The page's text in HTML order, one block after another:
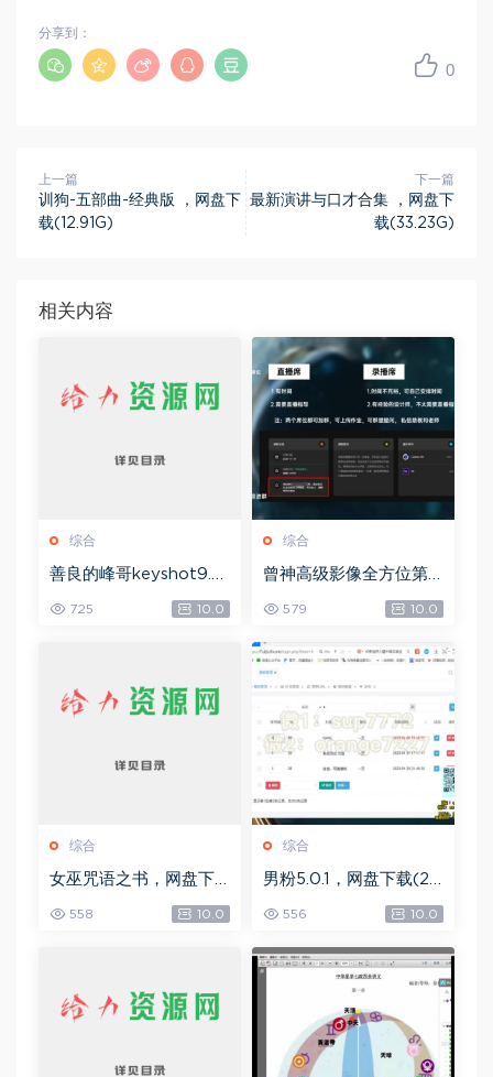
0
分享到：
上一篇
训狗-五部曲-经典版 ，网盘下
载(12.91G)
下一篇
最新演讲与口才合集 ，网盘下
载(33.23G)
相关内容
综合
善良的峰哥keyshot9.0
自学宝典，网盘下载(2.3
6G)
725 10.0
综合
曾神高级影像全方位第
四期，网盘下载(49.08
G)
579 10.0
综合
女巫咒语之书，网盘下
558 10.0
综合
男粉5.0.1，网盘下载(25
556 10.0